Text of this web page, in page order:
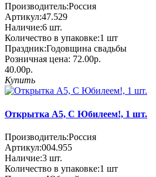
Производитель:Россия
Артикул:47.529
Наличие:6 шт.
Количество в упаковке:1 шт
Праздник:Годовщина свадьбы
Розничная цена: 72.00р.
40.00р.
Купить
Открытка А5, С Юбилеем!, 1 шт.
Производитель:Россия
Артикул:004.955
Наличие:3 шт.
Количество в упаковке:1 шт